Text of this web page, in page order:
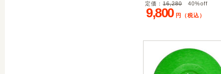
定価： 16,280 40%off
9,800 円（税込）